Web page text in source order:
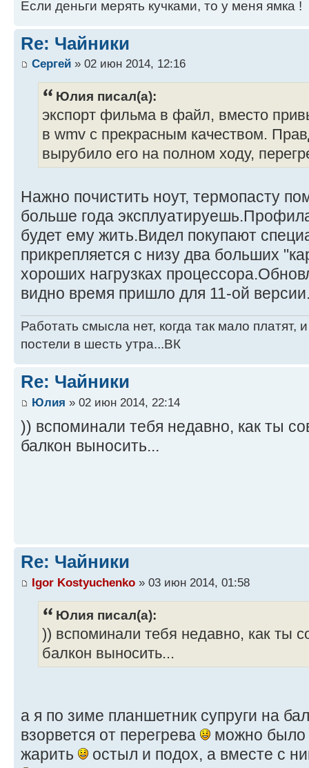
Если деньги мерять кучками, то у меня ямка !
Re: Чайники
Сергей » 02 июн 2014, 12:16
Юлия писал(а):
экспорт фильма в файл, вместо
в wmv с прекрасным качеством.
вырубило его на полном ходу,
Нажно почистить ноут, термопасту
больше года
будет ему жить.Видел покупают
прикрепляется с низу два больших
хороших нагрузках
видно время пришло для 11-ой
Работать смысла нет, когда так мало платят,
постели в шесть утра...ВК
Re: Чайники
Юлия » 02 июн 2014, 22:14
)) вспоминали тебя недавно, как ты
балкон выносить...
Re: Чайники
Igor Kostyuchenko » 03 июн 2014, 01:58
Юлия писал(а):
)) вспоминали тебя недавно, как ты
балкон выносить...
а я по зиме планшетник супруги на
взорвется от перегрева
можно было
жарить
остыл и подох, а вместе с